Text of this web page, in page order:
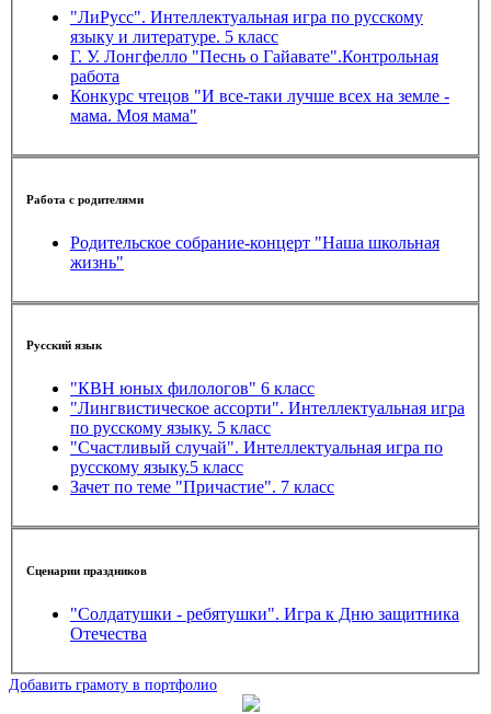
"ЛиРусс". Интеллектуальная игра по русскому
языку и литературе. 5 класс
Г. У. Лонгфелло "Песнь о Гайавате".Контрольная
работа
Конкурс чтецов "И все-таки лучше всех на земле -
мама. Моя мама"
Работа с родителями
Родительское собрание-концерт "Наша школьная
жизнь"
Русский язык
"КВН юных филологов" 6 класс
"Лингвистическое ассорти". Интеллектуальная игра
по русскому языку. 5 класс
"Счастливый случай". Интеллектуальная игра по
русскому языку.5 класс
Зачет по теме "Причастие". 7 класс
Сценарии праздников
"Солдатушки - ребятушки". Игра к Дню защитника
Отечества
Добавить грамоту в портфолио